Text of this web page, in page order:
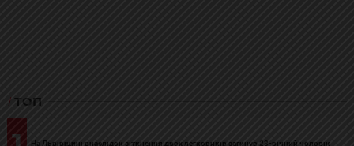
ТОП
На Львівщині внаслідок зіткнення двох легковиків загинув 23-річний чоловік